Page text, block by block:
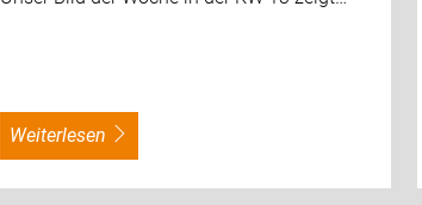
weiterlesen